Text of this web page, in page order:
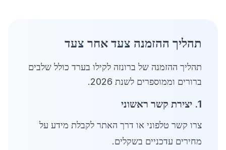
תהליך ההזמנה צעד אחר צעד
תהליך ההזמנה של ברונזה לקילו בערד כולל שלבים
ברורים וממוספרים לשנת 2026.
1. יצירת קשר ראשוני
צרו קשר טלפוני או דרך האתר לקבלת מידע על
מחירים עדכניים בשקלים.